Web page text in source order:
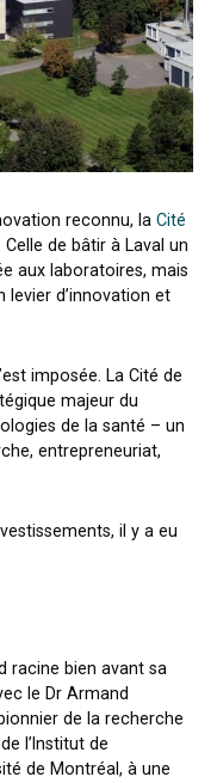
reconnu, la Cité
de bâtir à Laval un
aux laboratoires, mais
d’innovation et
imposée. La Cité de
majeur du
de la santé – un
entrepreneuriat,
il y a eu
racine bien avant sa
le Dr Armand
de la recherche
l’Institut de
de Montréal, à une